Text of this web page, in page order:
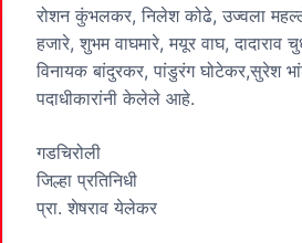
रोशन कुंभलकर, निलेश कोढे, उज्वला महल्ले,
हजारे, शुभम वाघमारे, मयूर वाघ, दादाराव
विनायक बांदुरकर, पांडुरंग घोटेकर,सुरेश
पदाधीकारांनी केलेले आहे.
गडचिरोली
जिल्हा प्रतिनिधी
प्रा. शेषराव येलेकर